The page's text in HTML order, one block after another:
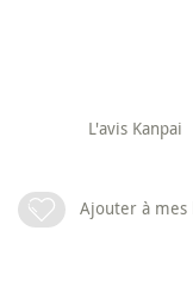
L'avis Kanpai
Ajouter à